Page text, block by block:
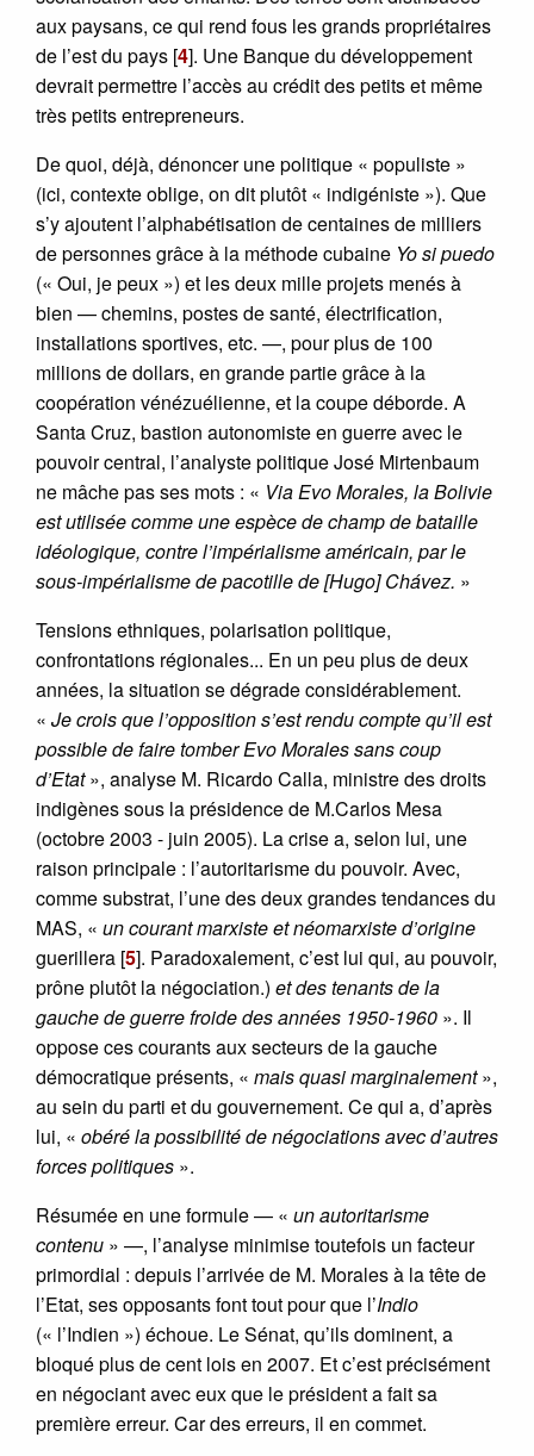
aux paysans, ce qui rend fous les grands propriétaires
de l’est du pays [4]. Une Banque du développement
devrait permettre l’accès au crédit des petits et même
très petits entrepreneurs.
De quoi, déjà, dénoncer une politique « populiste »
(ici, contexte oblige, on dit plutôt « indigéniste »). Que
s’y ajoutent l’alphabétisation de centaines de milliers
de personnes grâce à la méthode cubaine Yo si puedo
(« Oui, je peux ») et les deux mille projets menés à
bien — chemins, postes de santé, électrification,
installations sportives, etc. —, pour plus de 100
millions de dollars, en grande partie grâce à la
coopération vénézuélienne, et la coupe déborde. A
Santa Cruz, bastion autonomiste en guerre avec le
pouvoir central, l’analyste politique José Mirtenbaum
ne mâche pas ses mots : « Via Evo Morales, la Bolivie
est utilisée comme une espèce de champ de bataille
idéologique, contre l’impérialisme américain, par le
sous-impérialisme de pacotille de [Hugo] Chávez. »
Tensions ethniques, polarisation politique,
confrontations régionales... En un peu plus de deux
années, la situation se dégrade considérablement.
« Je crois que l’opposition s’est rendu compte qu’il est
possible de faire tomber Evo Morales sans coup
d’Etat», analyse M. Ricardo Calla, ministre des droits
indigènes sous la présidence de M.Carlos Mesa
(octobre 2003 - juin 2005). La crise a, selon lui, une
raison principale : l’autoritarisme du pouvoir. Avec,
comme substrat, l’une des deux grandes tendances du
MAS, « un courant marxiste et néomarxiste d’origine
guerillera [5]. Paradoxalement, c’est lui qui, au pouvoir,
prône plutôt la négociation.) et des tenants de la
gauche de guerre froide des années 1950-1960 ». Il
oppose ces courants aux secteurs de la gauche
démocratique présents, « mais quasi marginalement»,
au sein du parti et du gouvernement. Ce qui a, d’après
lui, « obéré la possibilité de négociations avec d’autres
forces politiques ».
Résumée en une formule — « un autoritarisme
contenu » —, l’analyse minimise toutefois un facteur
primordial : depuis l’arrivée de M. Morales à la tête de
l’Etat, ses opposants font tout pour que l’Indio
(« l’Indien ») échoue. Le Sénat, qu’ils dominent, a
bloqué plus de cent lois en 2007. Et c’est précisément
en négociant avec eux que le président a fait sa
première erreur. Car des erreurs, il en commet.